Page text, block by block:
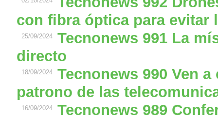
con fibra óptica para evitar
25/09/2024
Tecnonews 991 La
directo
18/09/2024
Tecnonews 990 Ven
patrono de las
16/09/2024
Tecnonews 989